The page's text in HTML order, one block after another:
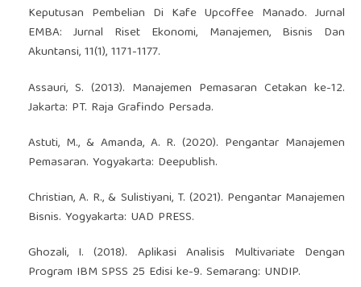
Keputusan Pembelian Di Kafe Upcoffee Manado. Jurnal
EMBA: Jurnal Riset Ekonomi, Manajemen, Bisnis Dan
Akuntansi, 11(1), 1171-1177.
Assauri, S. (2013). Manajemen Pemasaran Cetakan ke-12.
Jakarta: PT. Raja Grafindo Persada.
Astuti, M., & Amanda, A. R. (2020). Pengantar Manajemen
Pemasaran. Yogyakarta: Deepublish.
Christian, A. R., & Sulistiyani, T. (2021). Pengantar Manajemen
Bisnis. Yogyakarta: UAD PRESS.
Ghozali, I. (2018). Aplikasi Analisis Multivariate Dengan
Program IBM SPSS 25 Edisi ke-9. Semarang: UNDIP.